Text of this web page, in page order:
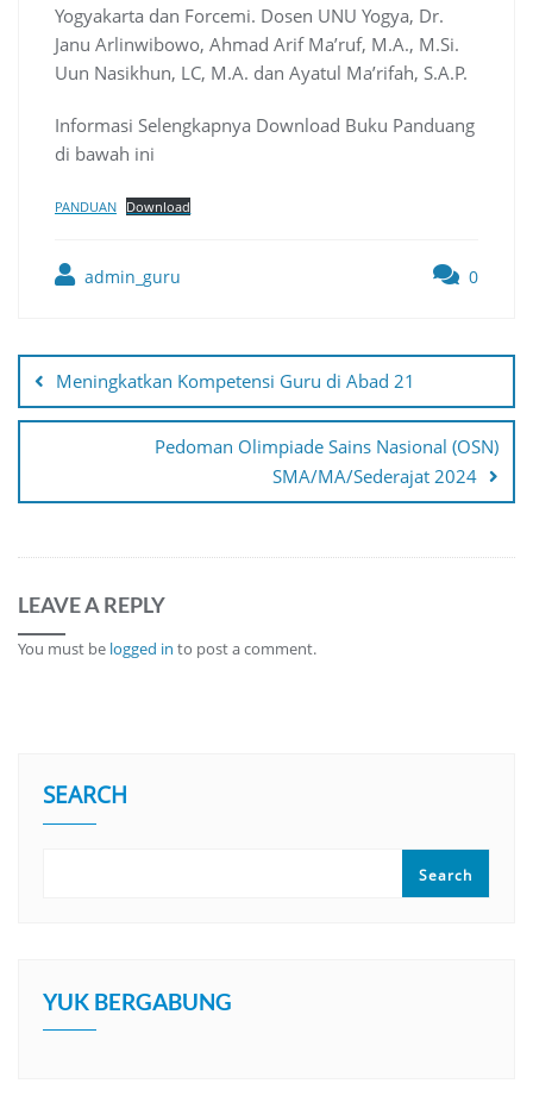
Yogyakarta dan Forcemi. Dosen UNU Yogya, Dr.
Janu Arlinwibowo, Ahmad Arif Ma’ruf, M.A., M.Si.
Uun Nasikhun, LC, M.A. dan Ayatul Ma’rifah, S.A.P.
Informasi Selengkapnya Download Buku Panduang
di bawah ini
PANDUAN Download
admin_guru 0
navigation
Meningkatkan Kompetensi Guru di Abad 21
Pedoman Olimpiade Sains Nasional (OSN)
SMA/MA/Sederajat 2024
LEAVE A REPLY
You must be logged in to post a comment.
SEARCH
Search
YUK BERGABUNG